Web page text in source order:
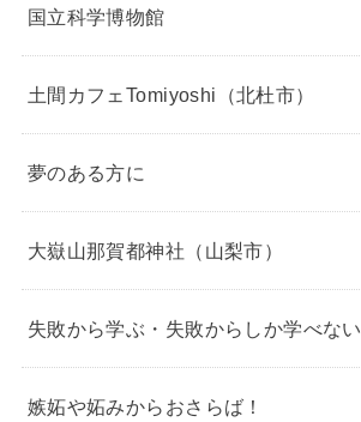
国立科学博物館
土間カフェTomiyoshi（北杜市）
夢のある方に
大嶽山那賀都神社（山梨市）
失敗から学ぶ・失敗からしか学べない
嫉妬や妬みからおさらば！